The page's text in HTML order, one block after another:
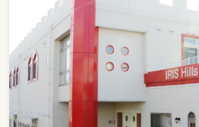
体操、ダンス、ゲーム等で
毎日のスモールステップを
「できたね！」と声をかけて
子ども達の「一歩前進」を
一緒になって喜んでもら
嬉しいです♪